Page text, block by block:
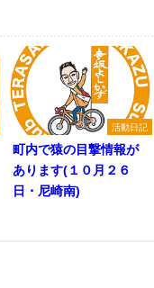
活動日記
町内で猿の目撃情報が
あります(１０月２６
日・尼崎南)